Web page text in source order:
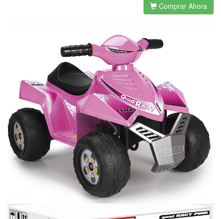
Comprar Ahora